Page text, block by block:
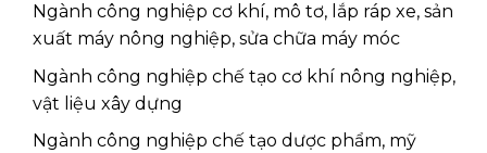
Ngành công nghiệp cơ khí, mô tơ, lắp ráp xe, sản
xuất máy nông nghiệp, sửa chữa máy móc
Ngành công nghiệp chế tạo cơ khí nông nghiệp,
vật liệu xây dựng
Ngành công nghiệp chế tạo dược phẩm, mỹ